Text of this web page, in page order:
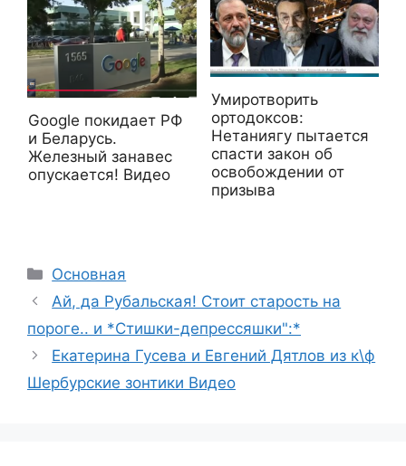
Google покидает РФ
и Беларусь.
Железный занавес
опускается! Видео
Умиротворить
ортодоксов:
Нетаниягу пытается
спасти закон об
освобождении от
призыва
Рубрики
Основная
Ай, да Рубальская! Стоит старость на
пороге.. и *Стишки-депрессяшки":*
Екатерина Гусева и Евгений Дятлов из к\ф
Шербурские зонтики Видео